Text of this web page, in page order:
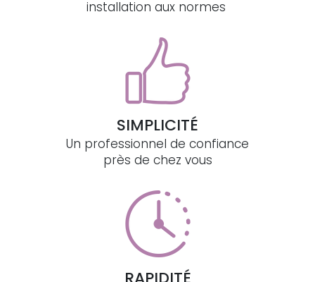
installation aux normes
SIMPLICITÉ
Un professionnel de confiance
près de chez vous